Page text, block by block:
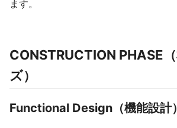
ます。
CONSTRUCTION PHASE
ズ）
Functional Design（機能設計）